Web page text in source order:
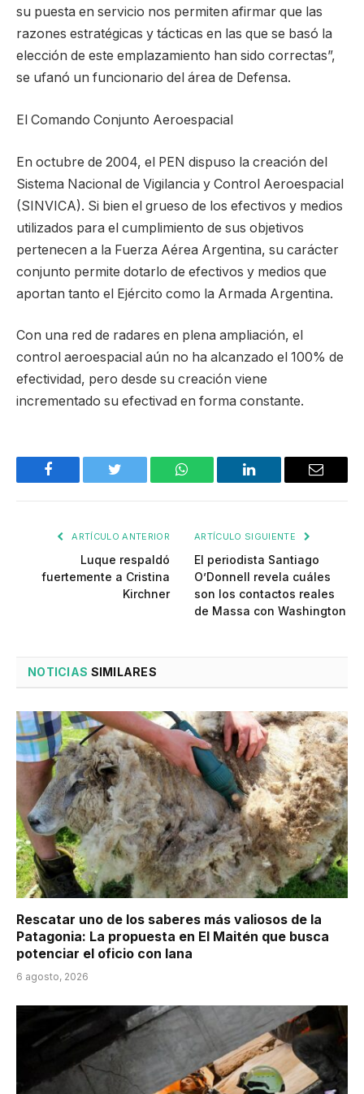
su puesta en servicio nos permiten afirmar que las
razones estratégicas y tácticas en las que se basó la
elección de este emplazamiento han sido correctas”,
se ufanó un funcionario del área de Defensa.
El Comando Conjunto Aeroespacial
En octubre de 2004, el PEN dispuso la creación del
Sistema Nacional de Vigilancia y Control Aeroespacial
(SINVICA). Si bien el grueso de los efectivos y medios
utilizados para el cumplimiento de sus objetivos
pertenecen a la Fuerza Aérea Argentina, su carácter
conjunto permite dotarlo de efectivos y medios que
aportan tanto el Ejército como la Armada Argentina.
Con una red de radares en plena ampliación, el
control aeroespacial aún no ha alcanzado el 100% de
efectividad, pero desde su creación viene
incrementado su efectivad en forma constante.
Facebook Twitter WhatsApp LinkedIn Email
ARTÍCULO ANTERIOR
Luque respaldó
fuertemente a Cristina
Kirchner
ARTÍCULO SIGUIENTE
El periodista Santiago
O’Donnell revela cuáles
son los contactos reales
de Massa con Washington
NOTICIAS SIMILARES
Rescatar uno de los saberes más valiosos de la
Patagonia: La propuesta en El Maitén que busca
potenciar el oficio con lana
6 agosto, 2026